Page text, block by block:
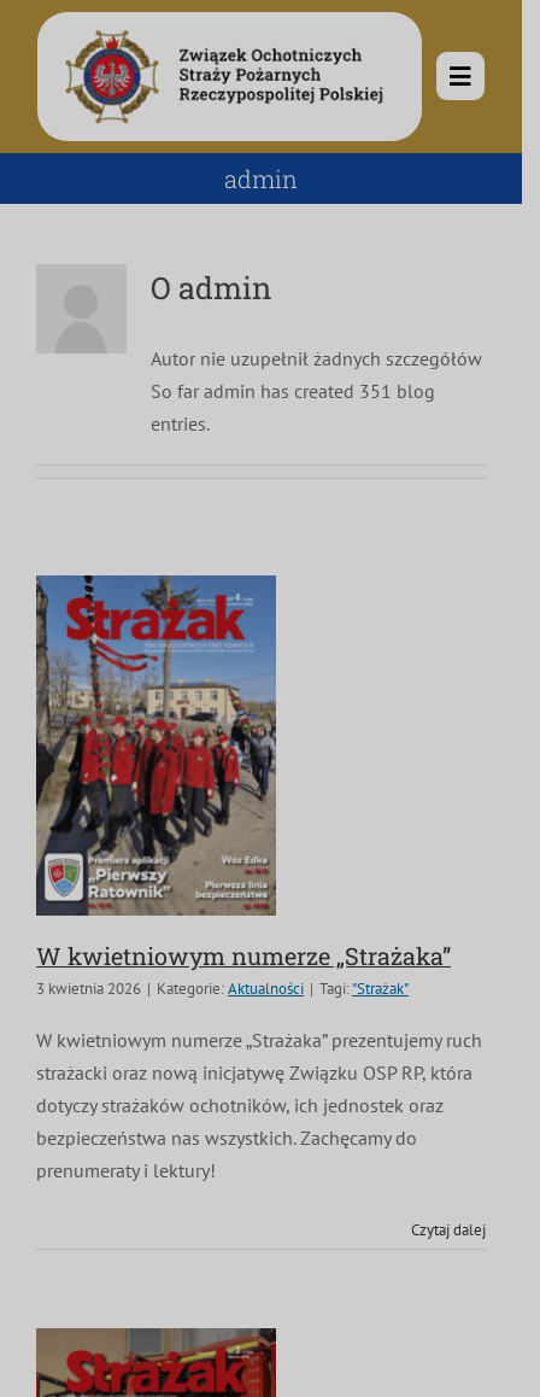
Przejdź
zawartości
Toggle
Symbole
Media
OTWP
PNWM
Kultura
Orkiestry
Sport
Floriany
Historia
Projekty
System OSP
Forum
Poradnik
Sklep
100-lecie
admin
O admin
Autor nie uzupełnił żadnych szczegółów
So far admin has created 351 blog
entries.
W kwietniowym numerze „Strażaka”
3 kwietnia 2026 | Kategorie:Aktualności | Tagi:"Strażak"
W kwietniowym numerze „Strażaka” prezentujemy ruch
strażacki oraz nową inicjatywę Związku OSP RP, która
dotyczy strażaków ochotników, ich jednostek oraz
bezpieczeństwa nas wszystkich. Zachęcamy do
prenumeraty i lektury!
Czytaj dalej